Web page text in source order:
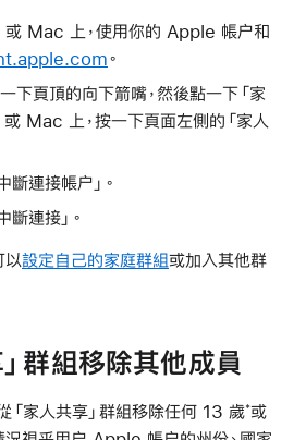
Mac 上，使用你的 Apple 帳户和
。
下頁頂的向下箭嘴，然後點一下「家
或 Mac 上，按一下頁面左側的「家人
斷連接帳户」。
斷連接」。
以設定自己的家庭群組或加入其他群
群組移除其他成員
「家人共享」群組移除任何 13 歲*或